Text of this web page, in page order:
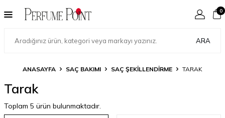
ARA
0
ANASAYFA SAÇ BAKIMI SAÇ ŞEKILLENDIRME TARAK
Tarak
Toplam 5 ürün bulunmaktadır.